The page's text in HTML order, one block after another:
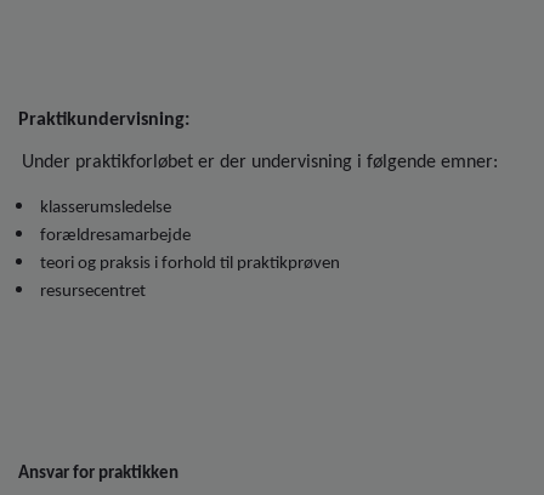
Praktikundervisning:
Under praktikforløbet er der undervisning i følgende emner:
klasserumsledelse
forældresamarbejde
teori og praksis i forhold til praktikprøven
resursecentret
Ansvar for praktikken